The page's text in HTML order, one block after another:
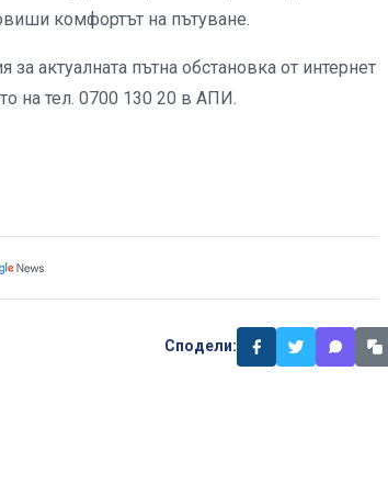
комфортът на пътуване.
актуалната пътна обстановка от интернет
на тел. 0700 130 20 в АПИ.
Сподели: